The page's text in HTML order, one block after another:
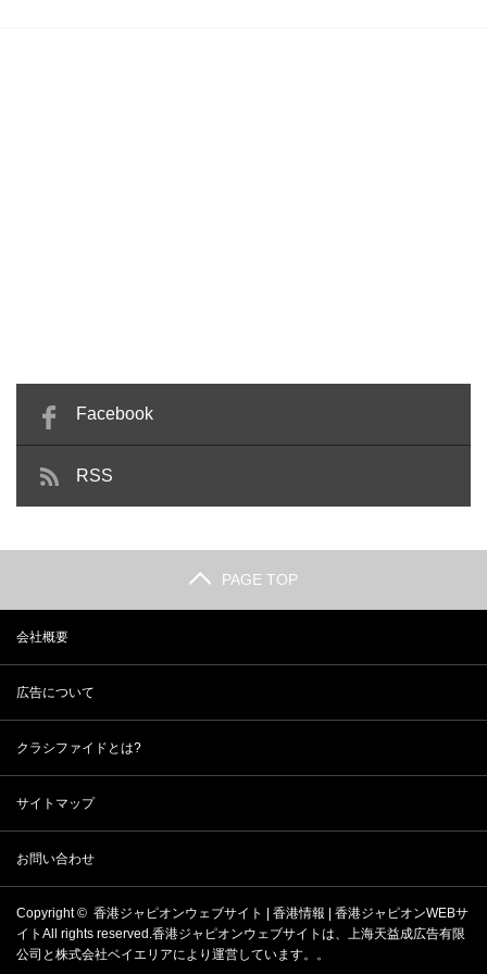
Facebook
RSS
PAGE TOP
会社概要
広告について
クラシファイドとは?
サイトマップ
お問い合わせ
Copyright © 香港ジャピオンウェブサイト | 香港情報 | 香港ジャピオンWEBサ
イト All rights reserved.香港ジャピオンウェブサイトは、 上海天益成広告有限
公司 と株式会社ベイエリアにより運営しています。。